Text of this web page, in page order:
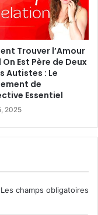
Trouver l’Amour
Est Père de Deux
Autistes : Le
de
Essentiel
2025
Les champs obligatoires